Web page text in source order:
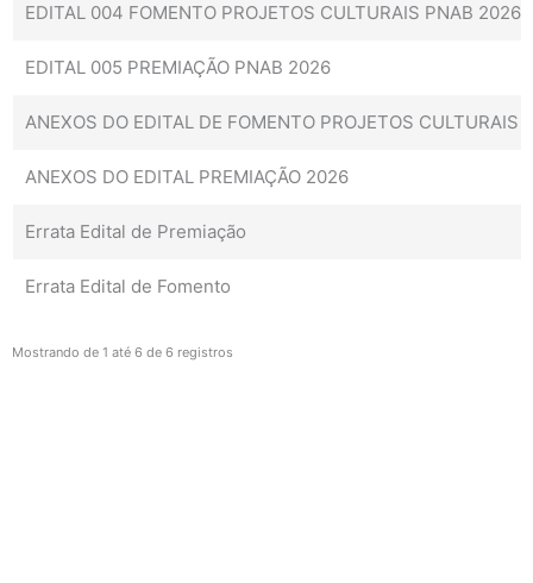
EDITAL 004 FOMENTO PROJETOS CULTURAIS PNAB 2026
EDITAL 005 PREMIAÇÃO PNAB 2026
ANEXOS DO EDITAL DE FOMENTO PROJETOS CULTURAIS
ANEXOS DO EDITAL PREMIAÇÃO 2026
Errata Edital de Premiação
Errata Edital de Fomento
Mostrando de 1 até 6 de 6 registros